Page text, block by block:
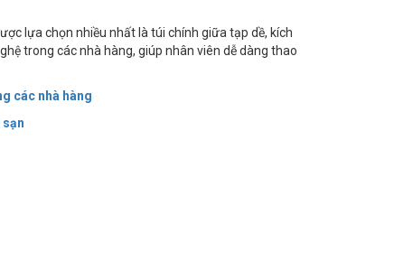
lựa chọn nhiều nhất là túi chính giữa tạp dề, kích
trong các nhà hàng, giúp nhân viên dễ dàng thao
các nhà hàng
sạn